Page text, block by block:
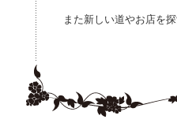
また新しい道やお店を探